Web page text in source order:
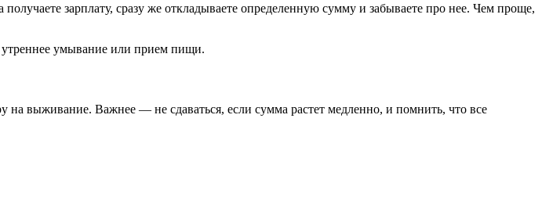
зарплату, сразу же откладываете определенную сумму и забываете про нее. Чем проще,
утреннее умывание или прием пищи.
на выживание. Важнее — не сдаваться, если сумма растет медленно, и помнить, что все